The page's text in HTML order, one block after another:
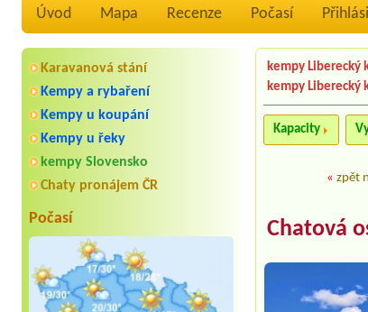
Úvod Mapa Recenze Počasí
Karavanová stání
Kempy a rybaření
Kempy u koupání
Kempy u řeky
kempy Slovensko
Chaty pronájem ČR
Počasí
kempy Liberecký
kempy Liberecký
Kapacity
«zpět
Chatová